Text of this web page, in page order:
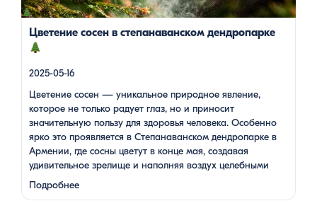
Степанаванский дендропарк, также известный как «Сочут»
Цветение сосен в степанаванском дендропарке
2025-05-16
Цветение сосен — уникальное природное явление,
которое не только радует глаз, но и приносит
значительную пользу для здоровья человека. Особенно
ярко это проявляется в Степанаванском дендропарке в
Армении, где сосны цветут в конце мая, создавая
удивительное зрелище и наполняя воздух целебными
веществами.
Лорийской области Степанаванский дендропарк, также
Подробнее